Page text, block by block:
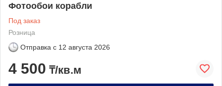
Фотообои корабли
Под заказ
Розница
Отправка с 12 августа 2026
4 500 ₸/кв.м